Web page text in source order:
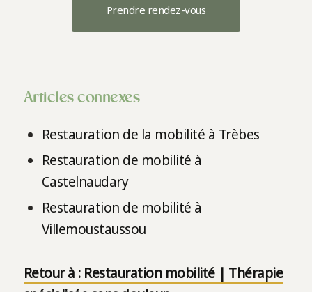
Prendre rendez-vous
Articles connexes
Restauration de la mobilité à Trèbes
Restauration de mobilité à
Castelnaudary
Restauration de mobilité à
Villemoustaussou
Retour à : Restauration mobilité | Thérapie